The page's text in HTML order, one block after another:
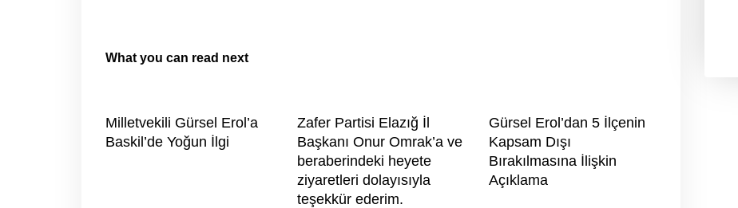
What you can read next
Milletvekili Gürsel Erol’a
Baskil’de Yoğun İlgi
Zafer Partisi Elazığ İl
Başkanı Onur Omrak’a ve
beraberindeki heyete
ziyaretleri dolayısıyla
teşekkür ederim.
Gürsel Erol’dan 5 İlçenin
Kapsam Dışı
Bırakılmasına İlişkin
Açıklama